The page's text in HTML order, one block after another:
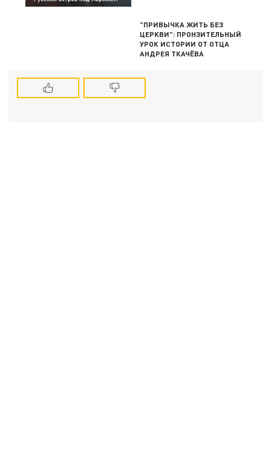
"ПРИВЫЧКА ЖИТЬ БЕЗ
ЦЕРКВИ": ПРОНЗИТЕЛЬНЫЙ
УРОК ИСТОРИИ ОТ ОТЦА
АНДРЕЯ ТКАЧЁВА